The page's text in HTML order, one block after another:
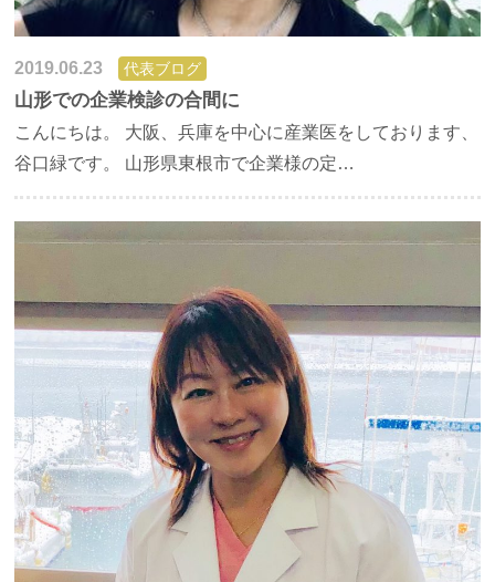
2019.06.23 代表ブログ
山形での企業検診の合間に
こんにちは。 大阪、兵庫を中心に産業医をしております、
谷口緑です。 山形県東根市で企業様の定…